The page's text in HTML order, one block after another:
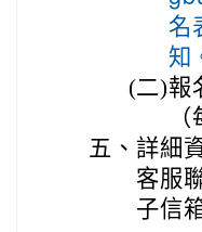
名
知
(二)報
五、 詳細
客服
子信